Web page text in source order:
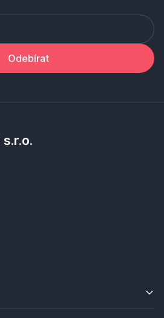
Odebírat